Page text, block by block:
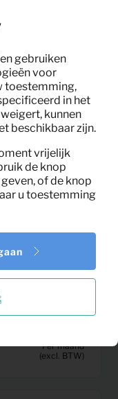
Per maand
(excl. BTW)
gebruiken
voor
toestemming,
in het
kunnen
beschikbaar zijn.
vrijelijk
de knop
of de knop
u toestemming